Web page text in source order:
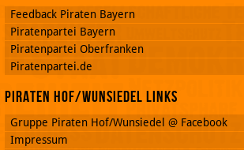
Feedback Piraten Bayern
Piratenpartei Bayern
Piratenpartei Oberfranken
Piratenpartei.de
Piraten Hof/Wunsiedel Links
Gruppe Piraten Hof/Wunsiedel @ Facebook
Impressum